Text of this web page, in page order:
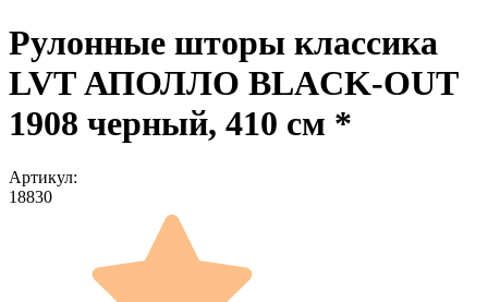
Рулонные шторы классика
LVT АПОЛЛО BLACK-OUT
1908 черный, 410 см *
Артикул:
18830